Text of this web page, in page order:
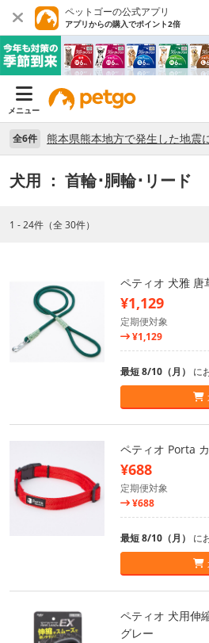
ペットゴーの公式アプリ
アプリからの購入でポイント2倍
メニュー
全6件
犬用 ： 首輪･胴輪･リード
1 - 24件（全 30件）
ペティオ 犬雅
¥1,129
定期便対象
¥1,129
最短 8/10（月） に
ペティオ Porta
¥688
定期便対象
¥688
最短 8/10（月） に
ペティオ 犬用伸
グレー